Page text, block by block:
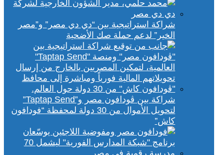
شراكة استراتيجية بين “دي دي مصر” و”مصر
الخير” لدعم حملة صك الأضحية
شراكة بين ڤودافون مصر و”Taptap Send”
لتحويل الأموال من 30 دولة لمحفظة “فودافون
كاش”